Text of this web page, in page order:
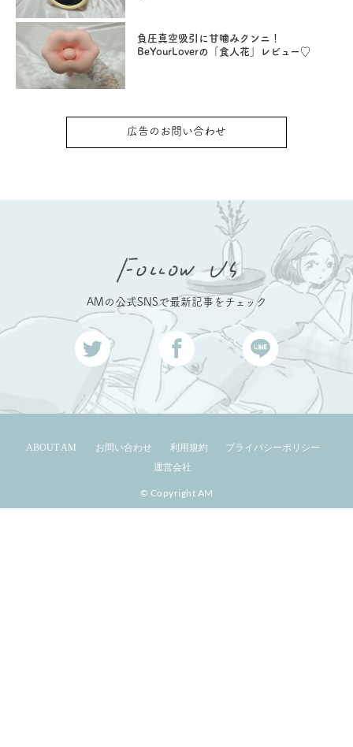
負圧真空吸引に甘噛みクンニ！
BeYourLoverの「食人花」レビュー♡
広告のお問い合わせ
AMの公式SNSで最新記事をチェック
ABOUT AM お問い合わせ 利用規約
プライバシーポリシー
運営会社
© Copyright AM